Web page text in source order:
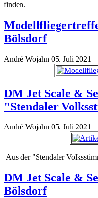
finden.
Bölsdorf
André Wojahn 05. Juli 2021
DM Jet Scale &
"Stendaler
André Wojahn 05. Juli 2021
Aus der "Stendaler
DM Jet Scale &
Bölsdorf